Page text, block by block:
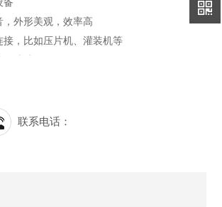
外形美观，效率高
，比如压片机、灌装机等
清洁
联系电话：